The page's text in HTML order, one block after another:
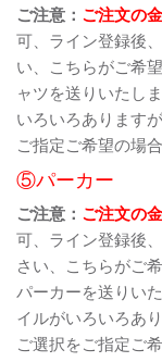
ご注意： ご注文の
可、ライン登録後
い、こちらがご希
ャツを送りいたし
いろいろあります
ご指定ご希望の場
⑤パーカー
ご注意： ご注文の
可、ライン登録後
さい、こちらがご
パーカーを送りい
イルがいろいろあ
ご選択をご指定ご